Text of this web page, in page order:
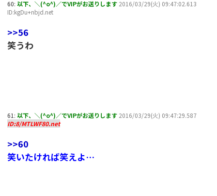
60: 以下、＼(^o^)／でVIPがお送りします 2016/03/29(火) 09:47:02.613
ID:kgDu+nbjd.net
>>56
笑うわ
61: 以下、＼(^o^)／でVIPがお送りします 2016/03/29(火) 09:47:29.587
ID:8/MTLWF80.net
>>60
笑いたければ笑えよ…